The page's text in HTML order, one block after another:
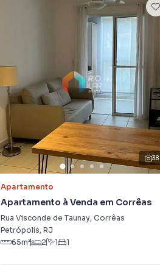
38
Apartamento
Apartamento à Venda em Corrêas
Rua Visconde de Taunay, Corrêas
Petrópolis, RJ
65m² 2 1 1